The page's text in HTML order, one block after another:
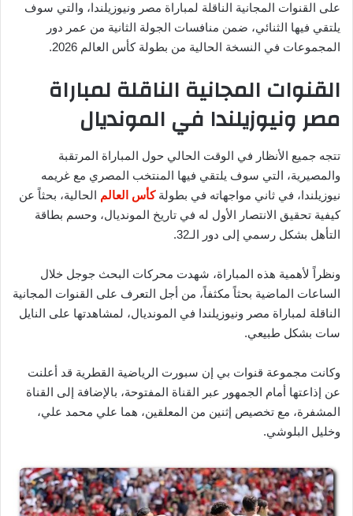
ي
ا
على القنوات المجانية الناقلة لمباراة مصر ونيوزيلندا، والتي سوف
يلتقي فيها الثنائي، ضمن منافسات الجولة الثانية من عمر دور
المجموعات في النسخة الحالية من بطولة كأس العالم 2026.
القنوات المجانية الناقلة لمباراة
مصر ونيوزيلندا في المونديال
تتجه جميع الأنظار في الوقت الحالي حول المباراة المرتقبة
والمصيرية، التي سوف يلتقي فيها المنتخب المصري مع غريمه
نيوزيلندا، في ثاني مواجهاته في بطولةكأس العالم الحالية، بحثاً عن
كيفية تحقيق الانتصار الأول له في تاريخ المونديال، وحسم بطاقة
التأهل بشكل رسمي إلى دور الـ32.
ونظراً لأهمية هذه المباراة، شهدت محركات البحث جوجل خلال
الساعات الماضية بحثاً مكثفاً، من أجل التعرف على القنوات المجانية
الناقلة لمباراة مصر ونيوزيلندا في المونديال، لمشاهدتها على النايل
سات بشكل طبيعي.
وكانت مجموعة قنوات بي إن سبورت الرياضية القطرية قد أعلنت
عن إذاعتها أمام الجمهور عبر القناة المفتوحة، بالإضافة إلى القناة
المشفرة، مع تخصيص إثنين من المعلقين، هما علي محمد علي،
وخليل البلوشي.